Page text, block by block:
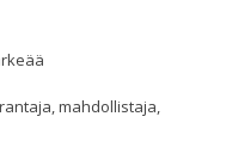
mahdollistaja